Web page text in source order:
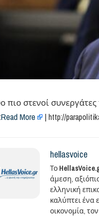
πιο στενοί
Read More | http://
hellasvoice
Το
άμεση,
ελληνική
καλύπτει ένα
οικονομία,